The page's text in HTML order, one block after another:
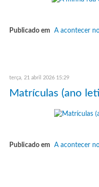
Publicado em A acontecer
terça, 21 abril 2026 15:29
Matrículas (ano
Publicado em A acontecer